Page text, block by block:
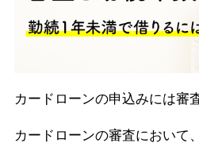
カードローンの申込みには審
カードローンの審査において